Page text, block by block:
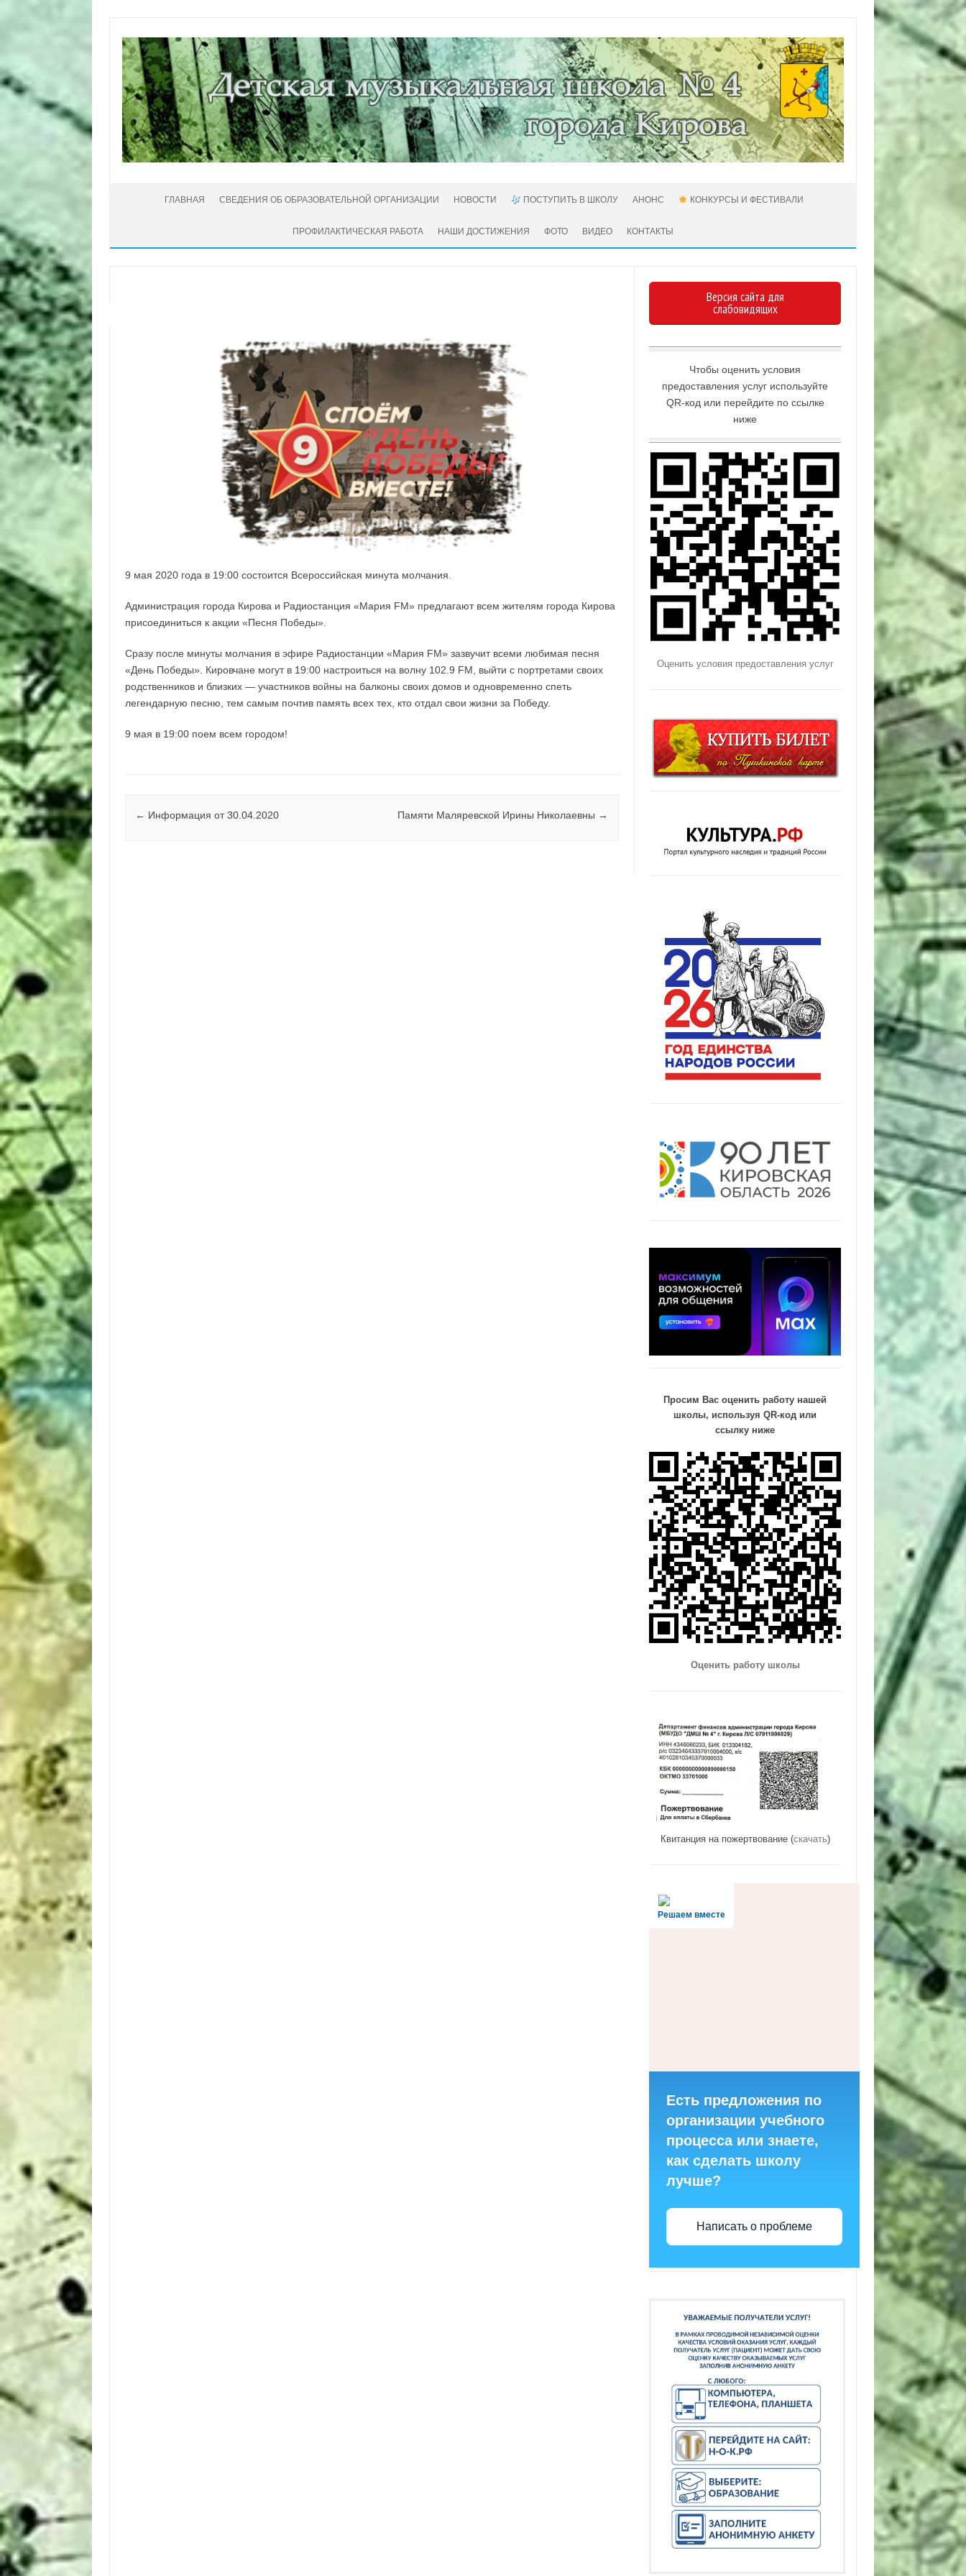
ГЛАВНАЯ СВЕДЕНИЯ ОБ ОБРАЗОВАТЕЛЬНОЙ ОРГАНИЗАЦИИ НОВОСТИ ПОСТУПИТЬ В ШКОЛУ АНОНС КОНКУРСЫ И ФЕСТИВАЛИ
ПРОФИЛАКТИЧЕСКАЯ РАБОТА НАШИ ДОСТИЖЕНИЯ ФОТО ВИДЕО КОНТАКТЫ
9 мая 2020 года в 19:00 состоится Всероссийская минута молчания.
Администрация города Кирова и Радиостанция «Мария FM» предлагают всем жителям города Кирова
присоединиться к акции «Песня Победы».
Сразу после минуты молчания в эфире Радиостанции «Мария FM» зазвучит всеми любимая песня
«День Победы». Кировчане могут в 19:00 настроиться на волну 102.9 FM, выйти с портретами своих
родственников и близких — участников войны на балконы своих домов и одновременно спеть
легендарную песню, тем самым почтив память всех тех, кто отдал свои жизни за Победу.
9 мая в 19:00 поем всем городом!
Навигация по записям
← Информация от 30.04.2020 Памяти Маляревской Ирины Николаевны →
Версия сайта для
слабовидящих
Чтобы оценить условия
предоставления услуг используйте
QR-код или перейдите по ссылке
ниже
Оценить условия предоставления услуг
Просим Вас оценить работу нашей
школы, используя QR-код или
ссылку ниже
Оценить работу школы
Квитанция на пожертвование (скачать)
Решаем вместе
Есть предложения по
организации учебного
процесса или знаете,
как сделать школу
лучше?
Написать о проблеме